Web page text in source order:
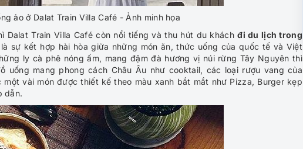
ảo ở Dalat Train Villa Café - Ảnh minh họa
Dalat Train Villa Café còn nổi tiếng và thu hút du kháchđi du lịch trong
sự kết hợp hài hòa giữa những món ăn, thức uống của quốc tế và Việt
ly cà phê nóng ấm, mang đậm đà hương vị núi rừng Tây Nguyên thì
uống mang phong cách Châu Âu như cooktail, các loại rượu vang của
vài món được thiết kế theo màu xanh bắt mắt như Pizza, Burger kẹp
dẫn.